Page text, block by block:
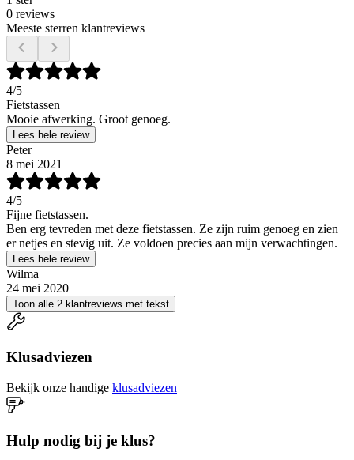
0 reviews
Meeste sterren klantreviews
4/5
Fietstassen
Mooie afwerking. Groot genoeg.
Lees hele review
Peter
8 mei 2021
4/5
Fijne fietstassen.
Ben erg tevreden met deze fietstassen. Ze zijn ruim genoeg en zien
er netjes en stevig uit. Ze voldoen precies aan mijn verwachtingen.
Lees hele review
Wilma
24 mei 2020
Toon alle 2 klantreviews met tekst
Klusadviezen
Bekijk onze handige klusadviezen
Hulp nodig bij je klus?